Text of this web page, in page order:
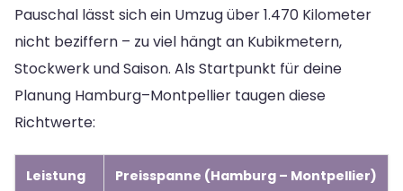
Pauschal lässt sich ein Umzug über 1.470 Kilometer
nicht beziffern – zu viel hängt an Kubikmetern,
Stockwerk und Saison. Als Startpunkt für deine
Planung Hamburg–Montpellier taugen diese
Richtwerte:
Leistung Preisspanne (Hamburg – Montpellier)